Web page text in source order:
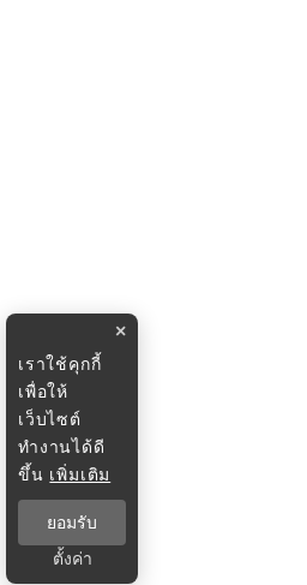
×
เราใช้คุกกี้
เพื่อให้
เว็บไซต์
ทำงานได้ดี
ขึ้น เพิ่มเติม
ยอมรับ
ตั้งค่า